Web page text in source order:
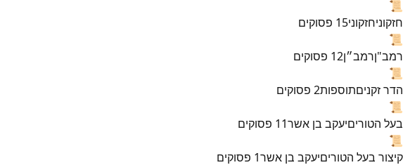
📜
חזקוניחזקוני15 פסוקים
📜
רמב"ןרמב״ן12 פסוקים
📜
הדר זקניםתוספות2 פסוקים
📜
בעל הטוריםיעקב בן אשר11 פסוקים
📜
קיצור בעל הטוריםיעקב בן אשר1 פסוקים